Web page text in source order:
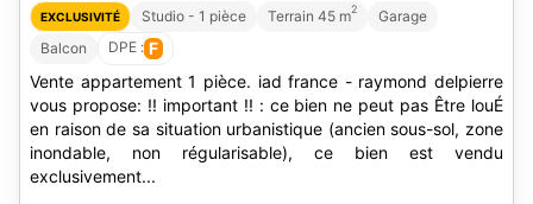
EXCLUSIVITÉ Studio - 1 pièce Terrain 45 m2
Garage
Balcon
DPE : F
Vente appartement 1 pièce. iad france - raymond delpierre
vous propose: !! important !! : ce bien ne peut pas Être louÉ
en raison de sa situation urbanistique (ancien sous-sol, zone
inondable, non régularisable), ce bien est vendu
exclusivement...